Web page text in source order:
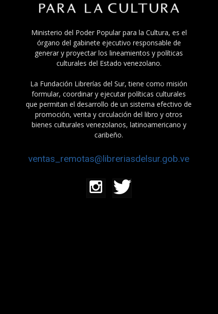
Ministerio del Poder Popular para la Cultura, es el
órgano del gabinete ejecutivo responsable de
generar y proyectar los lineamientos y políticas
culturales del Estado venezolano.
La Fundación Librerías del Sur, tiene como misión
formular, coordinar y ejecutar políticas culturales
que permitan el desarrollo de un sistema efectivo de
promoción, venta y circulación del libro y otros
bienes culturales venezolanos, latinoamericano y
caribeño.
ventas_remotas@libreriasdelsur.gob.ve